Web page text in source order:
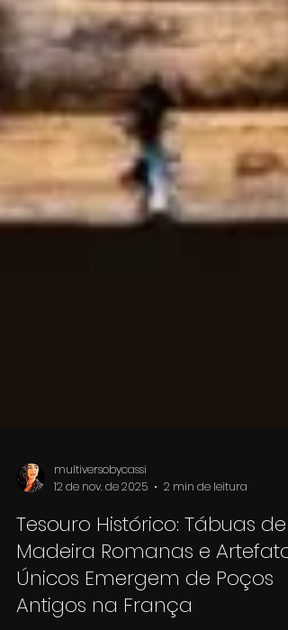
multiversobycassi